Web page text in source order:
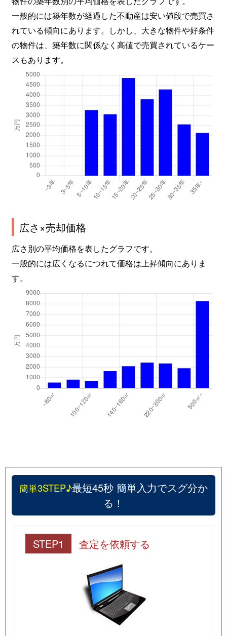
一般的には築年数が経過した不動産は安い値段で売買さ
れている傾向にあります。しかし、大きな物件や好条件
の物件は、築年数に関係なく高値で売買されているケー
スもあります。
広さ×売却価格
広さ別の平均価格を表したグラフです。
一般的には広くなるにつれて価格は上昇傾向にありま
す。
簡単3STEP♪最短45秒 簡単入力でスグ分か
る！
STEP1 査定を依頼する